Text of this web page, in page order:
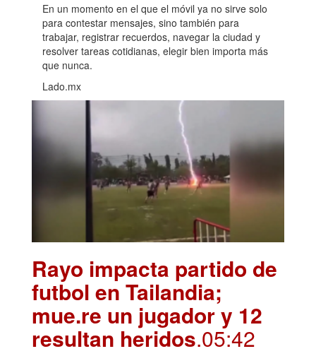
En un momento en el que el móvil ya no sirve solo
para contestar mensajes, sino también para
trabajar, registrar recuerdos, navegar la ciudad y
resolver tareas cotidianas, elegir bien importa más
que nunca.
Lado.mx
Rayo impacta partido de
futbol en Tailandia;
mue.re un jugador y 12
resultan heridos.05:42